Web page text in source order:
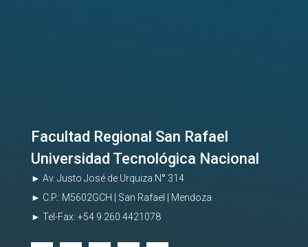
Facultad Regional San Rafael
Universidad Tecnológica Nacional
► Av. Justo José de Urquiza N° 314
► C.P.: M5602GCH | San Rafael | Mendoza
► Tel-Fax: +54 9 260 4421078